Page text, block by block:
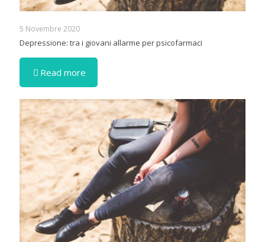
5 Novembre 2020
Depressione: tra i giovani allarme per psicofarmaci
Read more